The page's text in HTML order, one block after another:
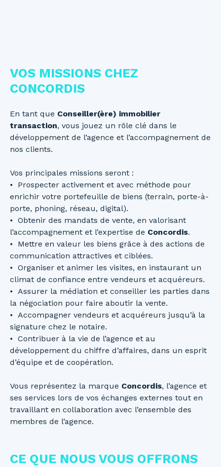
VOS MISSIONS CHEZ
CONCORDIS
En tant que Conseiller(ère) immobilier
transaction, vous jouez un rôle clé dans le
développement de l’agence et l’accompagnement de
nos clients.
Vos principales missions seront :
Prospecter activement et avec méthode pour
enrichir votre portefeuille de biens (terrain, porte-à-
porte, phoning, réseau, digital).
Obtenir des mandats de vente, en valorisant
l’accompagnement et l’expertise de Concordis.
Mettre en valeur les biens grâce à des actions de
communication attractives et ciblées.
Organiser et animer les visites, en instaurant un
climat de confiance entre vendeurs et acquéreurs.
Assurer la médiation et conseiller les parties dans
la négociation pour faire aboutir la vente.
Accompagner vendeurs et acquéreurs jusqu’à la
signature chez le notaire.
Contribuer à la vie de l’agence et au
développement du chiffre d’affaires, dans un esprit
d’équipe et de coopération.
Vous représentez la marque Concordis, l’agence et
ses services lors de vos échanges externes tout en
travaillant en collaboration avec l’ensemble des
membres de l’agence.
CE QUE NOUS VOUS OFFRONS